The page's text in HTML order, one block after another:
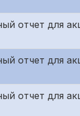
отчет для
отчет для
отчет для